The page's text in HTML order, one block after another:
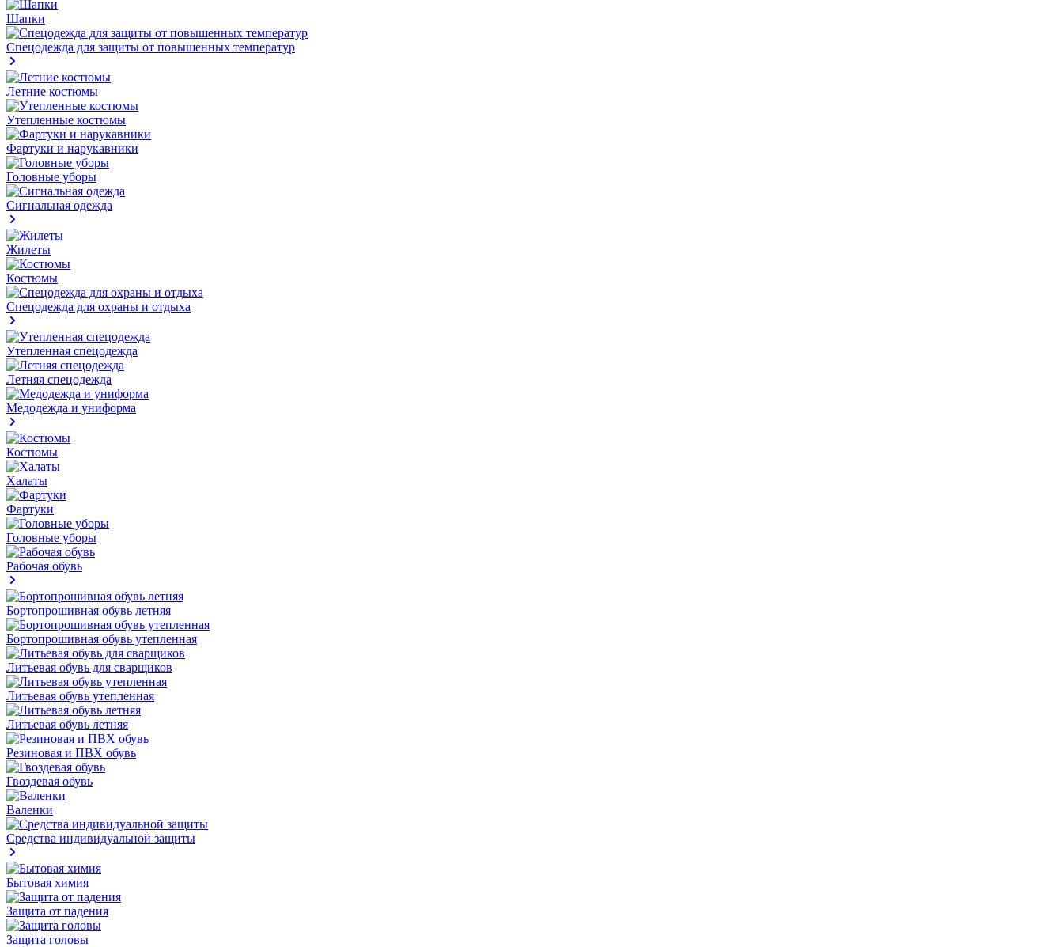
Шапки
Спецодежда для защиты от повышенных температур
Летние костюмы
Утепленные костюмы
Фартуки и нарукавники
Головные уборы
Сигнальная одежда
Жилеты
Костюмы
Спецодежда для охраны и отдыха
Утепленная спецодежда
Летняя спецодежда
Медодежда и униформа
Костюмы
Халаты
Фартуки
Головные уборы
Рабочая обувь
Бортопрошивная обувь летняя
Бортопрошивная обувь утепленная
Литьевая обувь для сварщиков
Литьевая обувь утепленная
Литьевая обувь летняя
Резиновая и ПВХ обувь
Гвоздевая обувь
Валенки
Средства индивидуальной защиты
Бытовая химия
Защита от падения
Защита головы